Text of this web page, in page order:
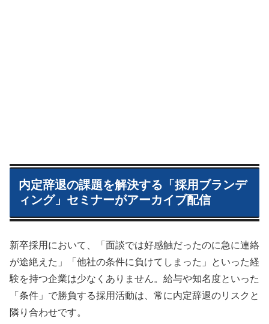
内定辞退の課題を解決する「採用ブランデ
ィング」セミナーがアーカイブ配信
新卒採用において、「面談では好感触だったのに急に連絡
が途絶えた」「他社の条件に負けてしまった」といった経
験を持つ企業は少なくありません。給与や知名度といった
「条件」で勝負する採用活動は、常に内定辞退のリスクと
隣り合わせです。